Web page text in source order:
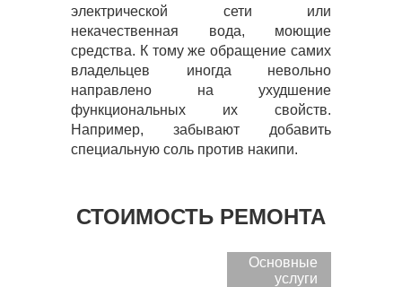
электрической сети или
некачественная вода, моющие
средства. К тому же обращение самих
владельцев иногда невольно
направлено на ухудшение
функциональных их свойств.
Например, забывают добавить
специальную соль против накипи.
СТОИМОСТЬ РЕМОНТА
Основные
услуги